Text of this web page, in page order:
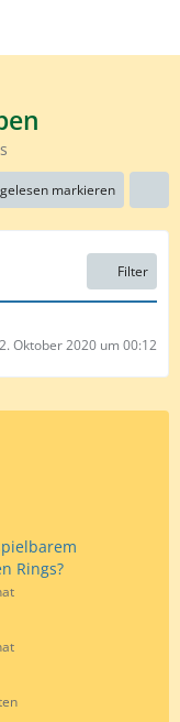
markieren
Filter
Oktober 2020 um 00:12
Rings?